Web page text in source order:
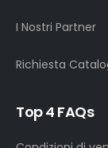
I Nostri Partner
Richiesta
Top 4 FAQs